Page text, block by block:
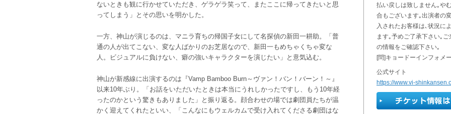
ないときも観に行かせていただき、ゲラゲラ笑って、またここに帰ってきたいと思
ってしまう」とその思いを明かした。
一方、神山が演じるのは、マニラ育ちの帰国子女にして名探偵の新田一耕助。「普
通の人が出てこない、変な人ばかりのお芝居なので、新田一もめちゃくちゃ変な
人。ビジュアルに負けない、癖の強いキャラクターを演じたい」と意気込む。
神山が新感線に出演するのは『Vamp Bamboo Burn～ヴァン！バン！バーン！～』
以来10年ぶり。「お話をいただいたときは本当にうれしかったですし、もう10年経
ったのかという驚きもありました」と振り返る。顔合わせの場では劇団員たちが温
かく迎えてくれたといい、「こんなにもウェルカムで受け入れてくださる劇団はな
払い戻しは致しません｡や
合もございます｡出演者の
入されたお客様は､状況に
ます｡予めご了承下さい｡
の情報をご確認下さい｡
[問]キョードーインフォメ
公式サイト
https://www.vi-